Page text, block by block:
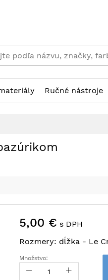
Ručné nástroje
5,00 € s DPH
Rozmery: dĺžka - Le
Množstvo: